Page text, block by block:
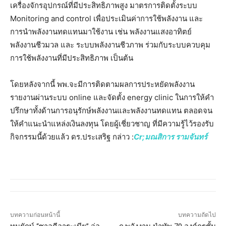
เครื่องจักรอุปกรณ์ที่มีประสิทธิภาพสูง มาตรการติดตั้งระบบ
Monitoring and control เพื่อประเมินค่าการใช้พลังงาน และ
การนำพลังงานทดแทนมาใช้งาน เช่น พลังงานแสงอาทิตย์
พลังงานชีวมวล และ ระบบพลังงานชีวภาพ ร่วมกับระบบควบคุม
การใช้พลังงานที่มีประสิทธิภาพ เป็นต้น
โดยหลังจากนี้ พพ.จะมีการติดตามผลการประหยัดพลังงาน
รายงานผ่านระบบ online และจัดตั้ง energy clinic ในการให้คำ
ปรึกษาทั้งด้านการอนุรักษ์พลังงานและพลังงานทดแทน ตลอดจน
ให้คำแนะนำแหล่งเงินลงทุน โดยผู้เชี่ยวชาญ ที่มีความรู้ไว้รองรับ
กิจกรรมนี้ด้วยแล้ว ดร.ประเสริฐ กล่าว :Cr;มณสิการ รามจันทร์
บทความก่อนหน้านี้ บทความถัดไป